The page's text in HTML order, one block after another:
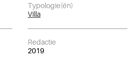
Typologie(ën)
Villa
Redactie
2019